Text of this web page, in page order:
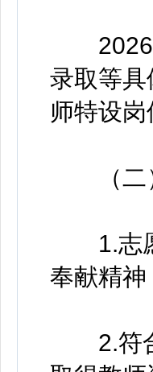
2026年
录取等
师特设
（二
1.志愿
奉献精神
2.符合